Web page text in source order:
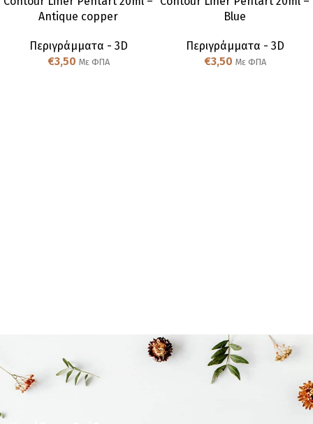
Antique copper
Περιγράμματα - 3D
€3,50 Με ΦΠΑ
Blue
Περιγράμματα - 3D
€3,50 Με ΦΠΑ